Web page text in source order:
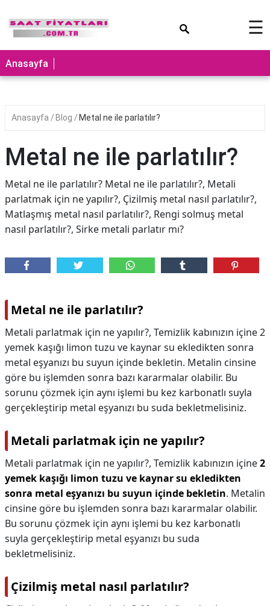
☰
Anasayfa
Anasayfa Blog Metal ne ile parlatılır?
Metal ne ile parlatılır?
Metal ne ile parlatılır? Metal ne ile parlatılır?, Metali
parlatmak için ne yapılır?, Çizilmiş metal nasıl parlatılır?,
Matlaşmış metal nasıl parlatılır?, Rengi solmuş metal
nasıl parlatılır?, Sirke metali parlatır mı?
Metal ne ile parlatılır?
Metali parlatmak için ne yapılır?, Temizlik kabınızın içine 2
yemek kaşığı limon tuzu ve kaynar su ekledikten sonra
metal eşyanızı bu suyun içinde bekletin. Metalin cinsine
göre bu işlemden sonra bazı kararmalar olabilir. Bu
sorunu çözmek için aynı işlemi bu kez karbonatlı suyla
gerçekleştirip metal eşyanızı bu suda bekletmelisiniz.
Metali parlatmak için ne yapılır?
Metali parlatmak için ne yapılır?, Temizlik kabınızın içine2
yemek kaşığı limon tuzu ve kaynar su ekledikten
sonra metal eşyanızı bu suyun içinde bekletin. Metalin
cinsine göre bu işlemden sonra bazı kararmalar olabilir.
Bu sorunu çözmek için aynı işlemi bu kez karbonatlı
suyla gerçekleştirip metal eşyanızı bu suda
bekletmelisiniz.
Çizilmiş metal nasıl parlatılır?